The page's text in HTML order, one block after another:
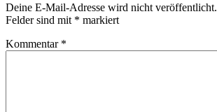
Deine E-Mail-Adresse wird nicht veröffentlicht.
Felder sind mit * markiert
Kommentar *